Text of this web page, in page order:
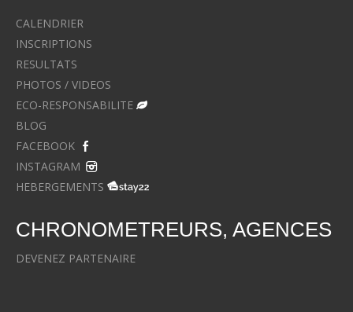
CALENDRIER
INSCRIPTIONS
RESULTATS
PHOTOS / VIDEOS
ECO-RESPONSABILITE
BLOG
FACEBOOK
INSTAGRAM
HEBERGEMENTS
CHRONOMETREURS, AGENCES
DEVENEZ PARTENAIRE